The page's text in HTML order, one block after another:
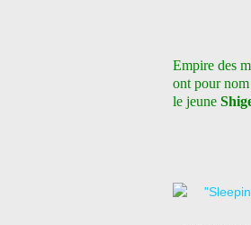
Empire des
ont pour
le jeune